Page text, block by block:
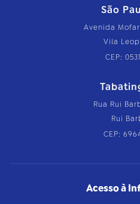
São
Avenida
Vila
CEP:
Rua Rui
Rui
CEP:
Acesso à